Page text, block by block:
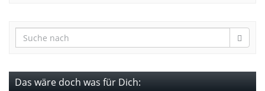
Das wäre doch was für Dich: